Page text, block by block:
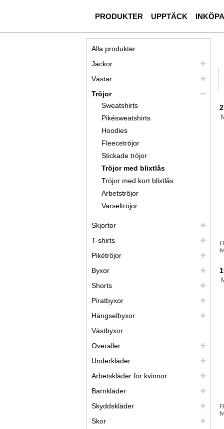
PRODUKTER UPPTÄCK
Alla produkter
Jackor
Västar
Tröjor
Sweatshirts
Pikésweatshirts
Hoodies
Fleecetröjor
Stickade tröjor
Tröjor med blixtlås
Tröjor med kort blixtlås
Arbetströjor
Varseltröjor
Skjortor
T-shirts
Pikétröjor
Byxor
Shorts
Piratbyxor
Hängselbyxor
Västbyxor
Overaller
Underkläder
Arbetskläder för kvinnor
Barnkläder
Skyddskläder
Skor